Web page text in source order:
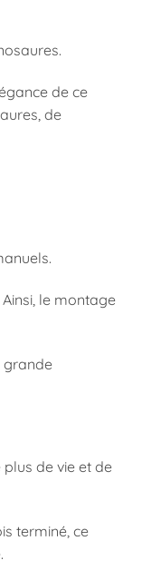
de ce
de
le montage
grande
de vie et de
terminé, ce